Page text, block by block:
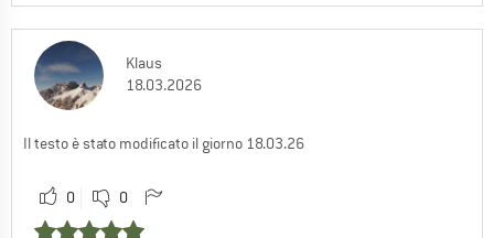
Klaus
18.03.2026
Il testo è stato modificato il giorno 18.03.26
0 0